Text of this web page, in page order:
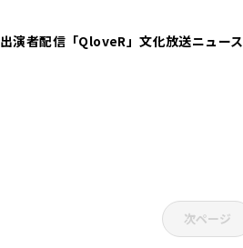
出演者配信「QloveR」文化放送ニュース
次ページ